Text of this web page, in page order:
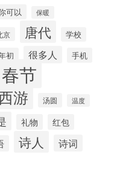
可以 保暖
京 唐代 学校
初 很多人 手机
春节
游 汤圆 温度
礼物 红包
诗人 诗词